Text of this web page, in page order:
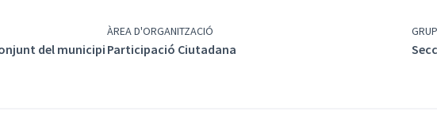
del municipi
ÀREA D'ORGANITZACIÓ
Participació Ciutadana